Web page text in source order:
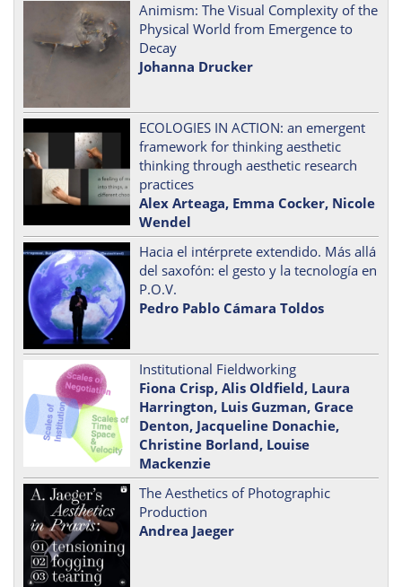
Animism: The Visual Complexity of the
Physical World from Emergence to
Decay
Johanna Drucker
ECOLOGIES IN ACTION: an emergent
framework for thinking aesthetic
thinking through aesthetic research
practices
Alex Arteaga, Emma Cocker, Nicole
Wendel
Hacia el intérprete extendido. Más allá
del saxofón: el gesto y la tecnología en
P.O.V.
Pedro Pablo Cámara Toldos
Institutional Fieldworking
Fiona Crisp, Alis Oldfield, Laura
Harrington, Luis Guzman, Grace
Denton, Jacqueline Donachie,
Christine Borland, Louise
Mackenzie
The Aesthetics of Photographic
Production
Andrea Jaeger